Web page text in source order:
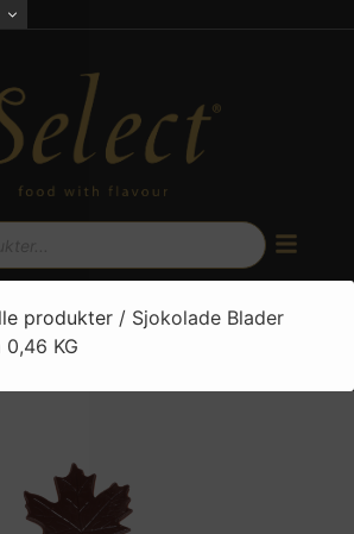
produkter/ Sjokolade Blader
0,46 KG